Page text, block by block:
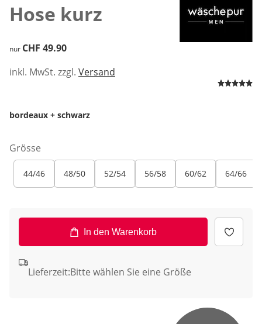
Hose kurz
CHF 49.90
nur CHF 49.90
inkl. MwSt. zzgl. Versand
bordeaux + schwarz
Grösse
44/46 48/50 52/54 56/58 60/62 64/66
In den Warenkorb
Lieferzeit:Bitte wählen Sie eine Größe